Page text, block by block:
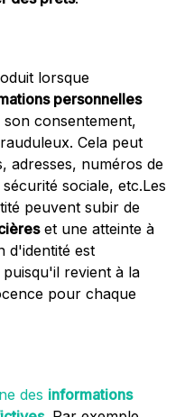
lorsque
personnelles
consentement,
Cela peut
adresses, numéros de
sociale, etc.Les
peuvent subir de
et une atteinte à
d'identité est
revient à la
pour chaque
des informations